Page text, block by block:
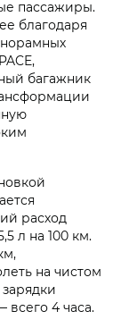
пассажиры.
благодаря
багажник
расход
л на 100 км.
на чистом
всего 4 часа.